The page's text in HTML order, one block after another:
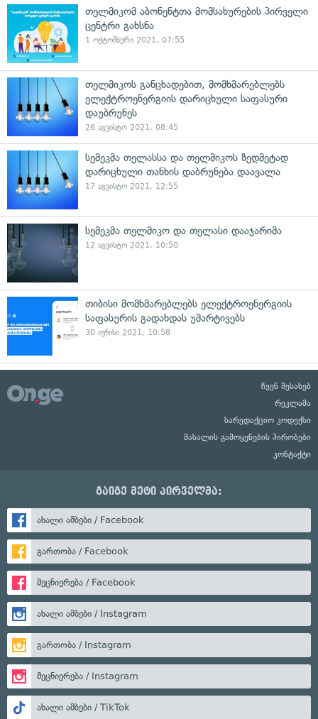
თელმიკომ აბონენტთა მომსახურების პირველი
ცენტრი გახსნა
1 ოქტომბერი 2021, 07:55
თელმიკოს განცხადებით, მომხმარებლებს
ელექტროენერგიის დარიცხული საფასური
დაუბრუნეს
26 აგვისტო 2021, 08:45
სემეკმა თელასსა და თელმიკოს ზედმეტად
დარიცხული თანხის დაბრუნება დაავალა
17 აგვისტო 2021, 12:55
სემეკმა თელმიკო და თელასი დააჯარიმა
12 აგვისტო 2021, 10:50
თიბისი მომხმარებლებს ელექტროენერგიის
საფასურის გადახდას უმარტივებს
30 ივნისი 2021, 10:58
ჩვენ შესახებ
რეკლამა
სარედაქციო კოდექსი
მასალის გამოყენების პირობები
კონტაქტი
გაიგე მეტი პირველმა:
ახალი ამბები / Facebook
გართობა / Facebook
მეცნიერება / Facebook
ახალი ამბები / Instagram
გართობა / Instagram
მეცნიერება / Instagram
ახალი ამბები / TikTok